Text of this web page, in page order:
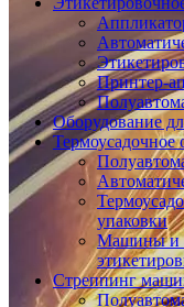
Принтер-
Оборудование
Термоусадочное
упаковки
Машины и
Стреппинг